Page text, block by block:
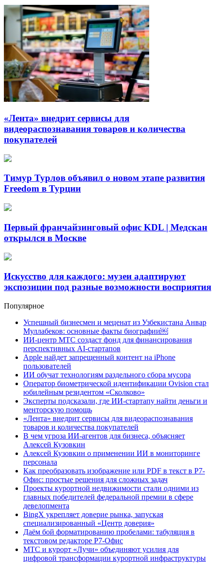
«Лента» внедрит сервисы для
видеораспознавания товаров и количества
покупателей
Тимур Турлов объявил о новом этапе развития
Freedom в Турции
Первый франчайзинговый офис KDL | Медскан
открылся в Москве
Искусство для каждого: музеи адаптируют
экспозиции под разные возможности восприятия
Популярное
Успешный бизнесмен и меценат из Узбекистана Анвар
Муллабеков: основные факты биографии￼
ИИ-центр МТС создаст фонд для финансирования
перспективных AI-стартапов
Apple найдет запрещенный контент на iPhone
пользователей
ИИ обучат технологиям раздельного сбора мусора
Оператор биометрической идентификации Ovision стал
юбилейным резидентом «Сколково»
Эксперты подсказали, где ИИ-стартапу найти деньги и
менторскую помощь
«Лента» внедрит сервисы для видеораспознавания
товаров и количества покупателей
В чем угроза ИИ-агентов для бизнеса, объясняет
Алексей Кузовкин
Алексей Кузовкин о применении ИИ в мониторинге
персонала
Как преобразовать изображение или PDF в текст в Р7-
Офис: простые решения для сложных задач
Проекты курортной недвижимости стали одними из
главных победителей федеральной премии в сфере
девелопмента
BingX укрепляет доверие рынка, запуская
специализированный «Центр доверия»
Даём бой форматированию пробелами: табуляция в
текстовом редакторе Р7-Офис
МТС и курорт «Лучи» объединяют усилия для
цифровой трансформации курортной инфраструктуры